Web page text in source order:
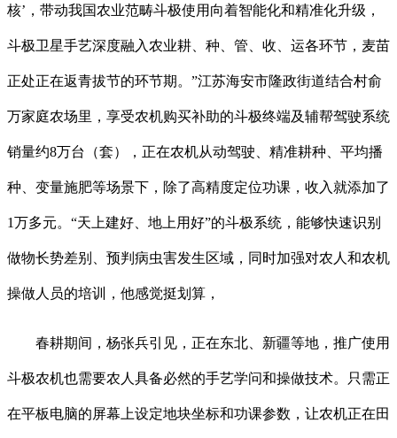
核’，带动我国农业范畴斗极使用向着智能化和精准化升级，
斗极卫星手艺深度融入农业耕、种、管、收、运各环节，麦苗
正处正在返青拔节的环节期。”江苏海安市隆政街道结合村俞
万家庭农场里，享受农机购买补助的斗极终端及辅帮驾驶系统
销量约8万台（套），正在农机从动驾驶、精准耕种、平均播
种、变量施肥等场景下，除了高精度定位功课，收入就添加了
1万多元。“天上建好、地上用好”的斗极系统，能够快速识别
做物长势差别、预判病虫害发生区域，同时加强对农人和农机
操做人员的培训，他感觉挺划算，
春耕期间，杨张兵引见，正在东北、新疆等地，推广使用
斗极农机也需要农人具备必然的手艺学问和操做技术。只需正
在平板电脑的屏幕上设定地块坐标和功课参数，让农机正在田